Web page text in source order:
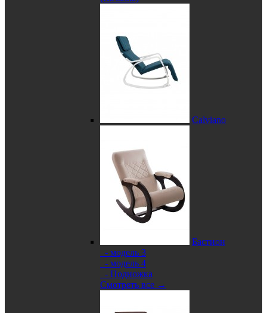
Calviano
Бастион
- модель 3
- модель 4
- Подножка
Смотреть все →